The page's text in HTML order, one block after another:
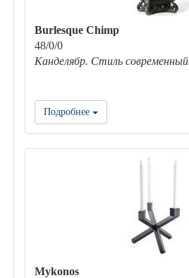
Burlesque Chimp
48/0/0
Канделябр. Стиль современный
Подробнее
Mykonos